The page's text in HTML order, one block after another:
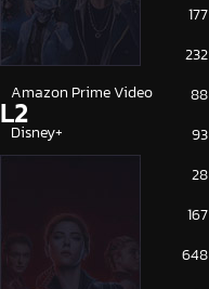
ดูซีรี่ย์ 2025
177
232
Amazon Prime Video
88
Disney+
93
28
167
648
L2